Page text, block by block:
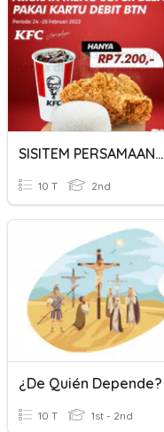
SISITEM PERSAMAAN LINEAR DUA VARIABEL
10 T 2nd
¿De Quién Depende?
10 T 1st - 2nd